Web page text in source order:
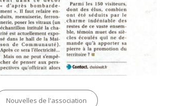
Nouvelles de l'association